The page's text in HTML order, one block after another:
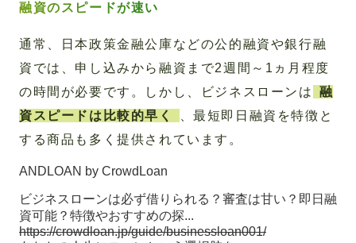
融資のスピードが速い
通常、日本政策金融公庫などの公的融資や銀行融
資では、申し込みから融資まで2週間～1ヵ月程度
の時間が必要です。しかし、ビジネスローンは
融
資スピードは比較的早く
、最短即日融資を特徴と
する商品も多く提供されています。
ANDLOAN by CrowdLoan
ビジネスローンは必ず借りられる？審査は甘い？即日融
資可能？特徴やおすすめの探...
https://crowdloan.jp/guide/businessloan001/